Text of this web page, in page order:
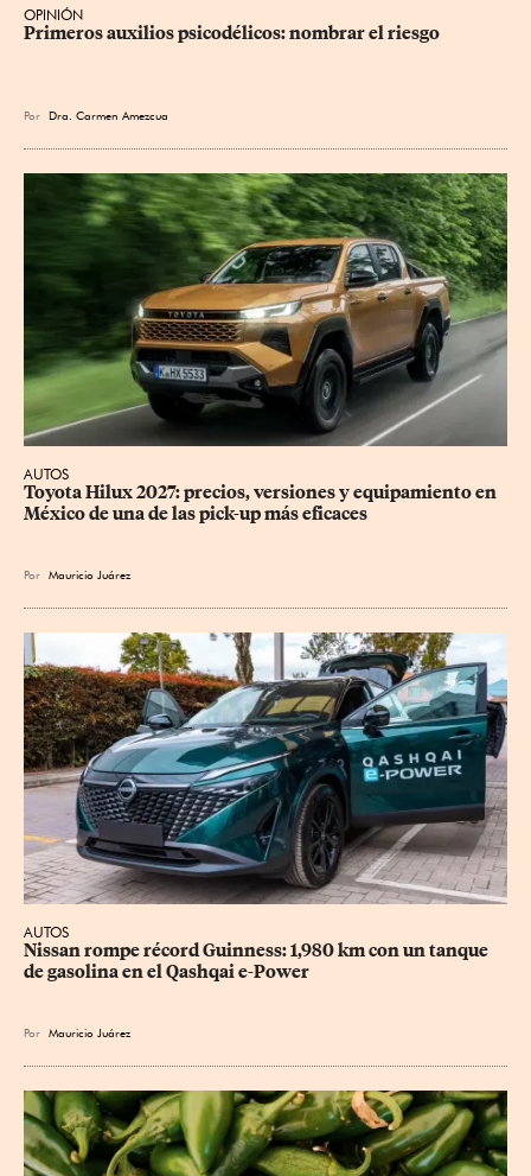
OPINIÓN
Primeros auxilios psicodélicos: nombrar el riesgo
Por Dra. Carmen Amezcua
AUTOS
Toyota Hilux 2027: precios, versiones y equipamiento en
México de una de las pick-up más eficaces
Por Mauricio Juárez
AUTOS
Nissan rompe récord Guinness: 1,980 km con un tanque
de gasolina en el Qashqai e-Power
Por Mauricio Juárez